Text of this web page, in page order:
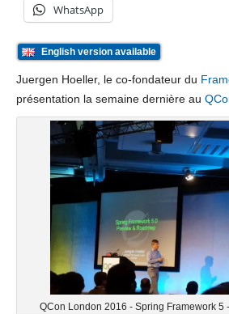
WhatsApp
English version available
Juergen Hoeller, le co-fondateur du
présentation la semaine dernière au
QCon London 2016 - Spring Framework 5